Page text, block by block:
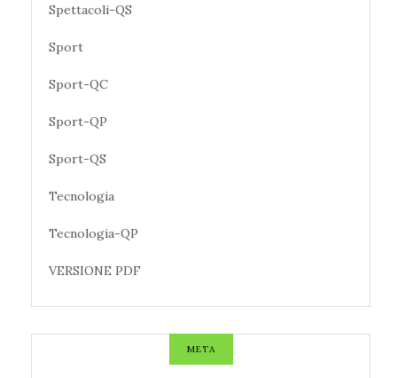
Spettacoli-QS
Sport
Sport-QC
Sport-QP
Sport-QS
Tecnologia
Tecnologia-QP
VERSIONE PDF
META